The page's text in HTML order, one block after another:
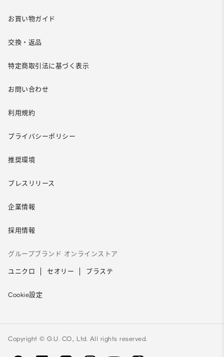
お買い物ガイド
交換・返品
特定商取引法に基づく表示
お問い合わせ
利用規約
プライバシーポリシー
推奨環境
プレスリリース
企業情報
採用情報
グループブランド オンラインストア
ユニクロ セオリー プラステ
Cookie設定
Copyright © G.U. CO., Ltd. All rights reserved.